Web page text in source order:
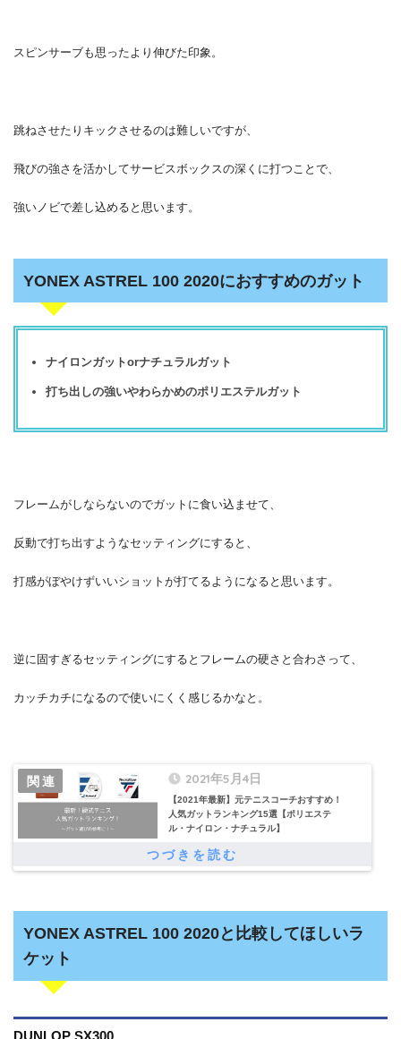
スピンサーブも思ったより伸びた印象。
跳ねさせたりキックさせるのは難しいですが、
飛びの強さを活かしてサービスボックスの深くに打つことで、
強いノビで差し込めると思います。
YONEX ASTREL 100 2020におすすめのガット
ナイロンガットorナチュラルガット
打ち出しの強いやわらかめのポリエステルガット
フレームがしならないのでガットに食い込ませて、
反動で打ち出すようなセッティングにすると、
打感がぼやけずいいショットが打てるようになると思います。
逆に固すぎるセッティングにするとフレームの硬さと合わさって、
カッチカチになるので使いにくく感じるかなと。
2021年5月4日
【2021年最新】元テニスコーチおすすめ！
人気ガットランキング15選【ポリエステ
ル・ナイロン・ナチュラル】
YONEX ASTREL 100 2020と比較してほしいラ
ケット